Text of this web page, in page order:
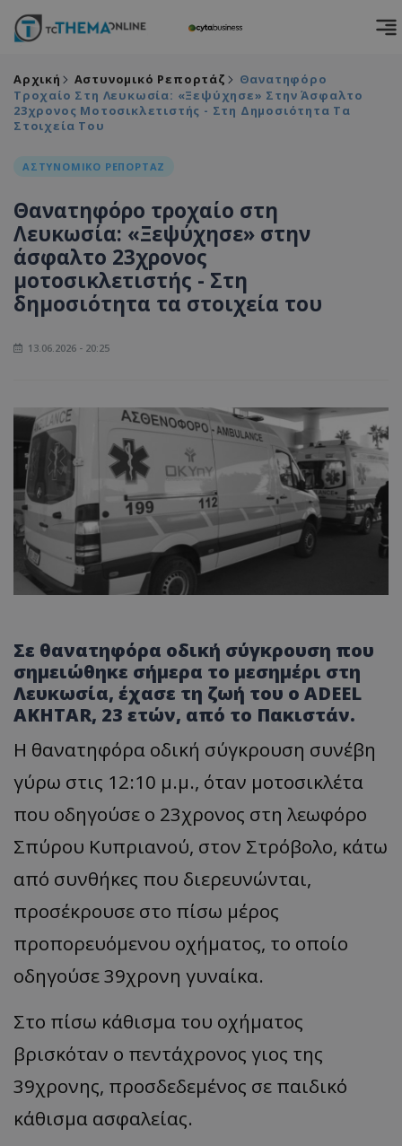
Αρχική Αστυνομικό Ρεπορτάζ
Θανατηφόρο
Τροχαίο Στη Λευκωσία: «Ξεψύχησε» Στην Άσφαλτο
23χρονος Μοτοσικλετιστής - Στη Δημοσιότητα Τα
Στοιχεία Του
ΑΣΤΥΝΟΜΙΚΟ ΡΕΠΟΡΤΑΖ
Θανατηφόρο τροχαίο στη
Λευκωσία: «Ξεψύχησε» στην
άσφαλτο 23χρονος
μοτοσικλετιστής - Στη
δημοσιότητα τα στοιχεία του
13.06.2026 - 20:25
Σε θανατηφόρα οδική σύγκρουση που
σημειώθηκε σήμερα το μεσημέρι στη
Λευκωσία, έχασε τη ζωή του ο ADEEL
AKHTAR, 23 ετών, από το Πακιστάν.
Η θανατηφόρα οδική σύγκρουση συνέβη
γύρω στις 12:10 μ.μ., όταν μοτοσικλέτα
που οδηγούσε ο 23χρονος στη λεωφόρο
Σπύρου Κυπριανού, στον Στρόβολο, κάτω
από συνθήκες που διερευνώνται,
προσέκρουσε στο πίσω μέρος
προπορευόμενου οχήματος, το οποίο
οδηγούσε 39χρονη γυναίκα.
Στο πίσω κάθισμα του οχήματος
βρισκόταν ο πεντάχρονος γιος της
39χρονης, προσδεδεμένος σε παιδικό
κάθισμα ασφαλείας.